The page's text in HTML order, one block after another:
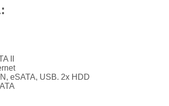
II
eSATA, USB. 2х HDD